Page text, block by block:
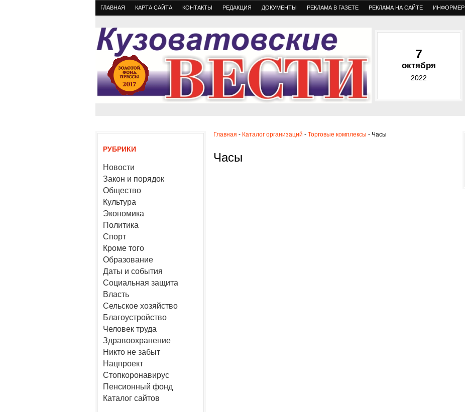
ГЛАВНАЯ КАРТА САЙТА КОНТАКТЫ РЕДАКЦИЯ ДОКУМЕНТЫ РЕКЛАМА В ГАЗЕТЕ РЕКЛАМА НА САЙТЕ ИНФОРМЕР
7
октября
2022
РУБРИКИ
Новости
Закон и порядок
Общество
Культура
Экономика
Политика
Спорт
Кроме того
Образование
Даты и события
Социальная защита
Власть
Сельское хозяйство
Благоустройство
Человек труда
Здравоохранение
Никто не забыт
Нацпроект
Стопкоронавирус
Пенсионный фонд
Каталог сайтов
Главная - Каталог организаций - Торговые комплексы - Часы
Часы